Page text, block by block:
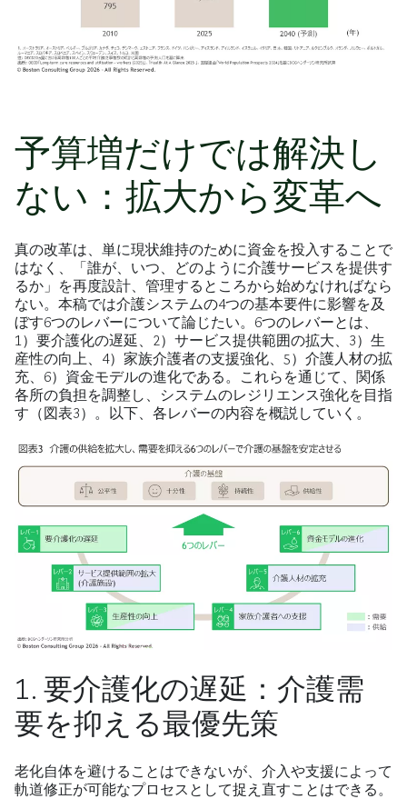
予算増だけでは解決し
ない：拡大から変革へ
真の改革は、単に現状維持のために資金を投入することで
はなく、「誰が、いつ、どのように介護サービスを提供す
るか」を再度設計、管理するところから始めなければなら
ない。本稿では介護システムの4つの基本要件に影響を及
ぼす6つのレバーについて論じたい。6つのレバーとは、
1）要介護化の遅延、2）サービス提供範囲の拡大、3）生
産性の向上、4）家族介護者の支援強化、5）介護人材の拡
充、6）資金モデルの進化である。これらを通じて、関係
各所の負担を調整し、システムのレジリエンス強化を目指
す（図表3）。以下、各レバーの内容を概説していく。
1. 要介護化の遅延：介護需
要を抑える最優先策
老化自体を避けることはできないが、介入や支援によって
軌道修正が可能なプロセスとして捉え直すことはできる。